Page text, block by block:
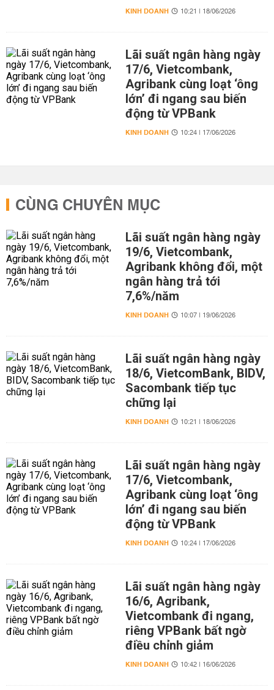
KINH DOANH 10:21 | 18/06/2026
Lãi suất ngân hàng ngày
17/6, Vietcombank,
Agribank cùng loạt ‘ông
lớn’ đi ngang sau biến
động từ VPBank
KINH DOANH 10:24 | 17/06/2026
CÙNG CHUYÊN MỤC
Lãi suất ngân hàng ngày
19/6, Vietcombank,
Agribank không đổi, một
ngân hàng trả tới
7,6%/năm
KINH DOANH 10:07 | 19/06/2026
Lãi suất ngân hàng ngày
18/6, VietcomBank, BIDV,
Sacombank tiếp tục
chững lại
KINH DOANH 10:21 | 18/06/2026
Lãi suất ngân hàng ngày
17/6, Vietcombank,
Agribank cùng loạt ‘ông
lớn’ đi ngang sau biến
động từ VPBank
KINH DOANH 10:24 | 17/06/2026
Lãi suất ngân hàng ngày
16/6, Agribank,
Vietcombank đi ngang,
riêng VPBank bất ngờ
điều chỉnh giảm
KINH DOANH 10:42 | 16/06/2026